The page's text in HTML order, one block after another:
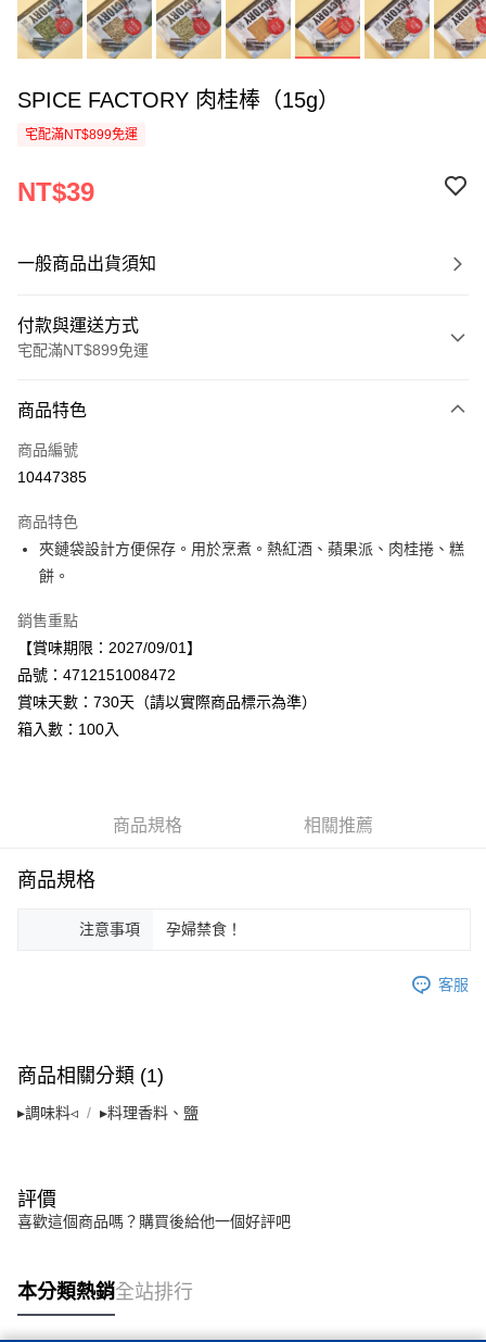
SPICE FACTORY 肉桂棒（15g）
宅配滿NT$899免運
NT$39
一般商品出貨須知
付款與運送方式
宅配滿NT$899免運
信用卡一次付款
LINE Pay
街口支付
悠遊付
Google Pay
全盈+PAY
AFTEE先享後付
相關說明
１．簡單：不需註冊會員、不需綁卡、不需儲值。
２．便利：只要手機號碼，簡訊認證，即可結帳。
【「AFTEE先享後付」結帳流程】
結帳頁面，進行簡訊認證並確認金額後，即可完成結帳。
※ 交易是否成功請以「AFTEE先享後付 」之結帳頁面顯示為準，若有關於
是否繳費成功／繳費後需取消欲退款等相關疑問，請聯繫「AFTEE先享後付
客戶支援中心」https://netprotections.freshdesk.com/support/home
易，需依本服務之必要範圍內提供個人資料，並將交易相關給付款項請求債
權轉讓予恩沛科技股份有限公司。
２．關於個人資料處理事宜，請瀏覽以下網址：
「AFTEE先享後付」，若未經同意申辦者引起之損失，本公司不負相關責
任。
商品特色
商品編號
10447385
商品特色
夾鏈袋設計方便保存。用於烹煮。熱紅酒、蘋果派、肉桂捲、糕
餅。
銷售重點
【賞味期限：2027/09/01】
品號：4712151008472
賞味天數：730天（請以實際商品標示為準）
箱入數：100入
商品規格 相關推薦
商品規格
注意事項 孕婦禁食！
客服
商品相關分類 (1)
▸調味料◃ ▸料理香料、鹽
評價
喜歡這個商品嗎？購買後給他一個好評吧
本分類熱銷全站排行